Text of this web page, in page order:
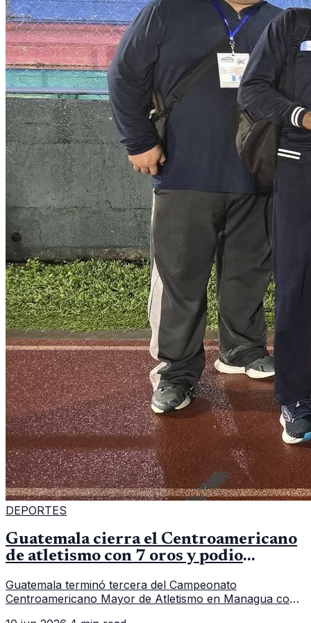
DEPORTES
Guatemala cierra el Centroamericano
de atletismo con 7 oros y podio
Guatemala terminó tercera del Campeonato
Centroamericano Mayor de Atletismo en Managua con